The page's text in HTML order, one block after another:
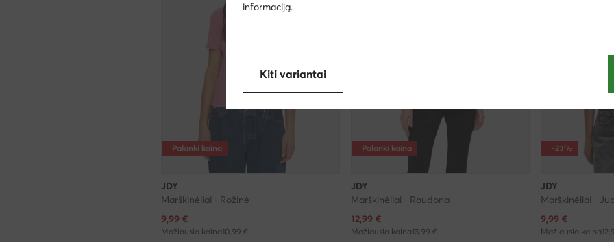
Palanki kaina
JDY
Marškinėliai · Rožinė
Dabartinė kaina
9,99 €
Mažiausia kaina10,99 €
Palanki kaina
JDY
Marškinėliai · Raudona
Dabartinė kaina
12,99 €
Mažiausia kaina13,99 €
-23%
JDY
Marškinėliai ·
Dabartinė kaina
9,99 €
Mažiausia kaina
informaciją.
Kiti variantai